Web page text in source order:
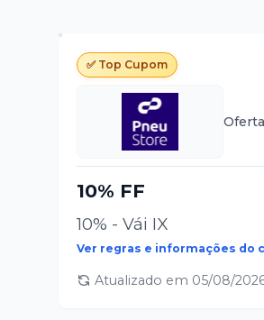
✅ Top Cupom
10% FF
10% - Vái IX
Ver regras e informações do
Atualizado em 05/08/